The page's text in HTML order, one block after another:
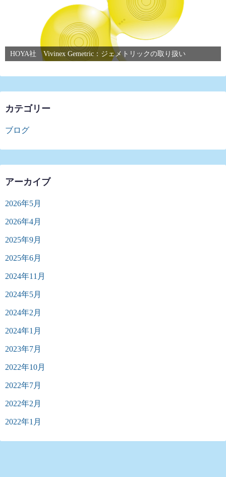
HOYA社 Vivinex Gemetric：ジェメトリックの取り扱い
カテゴリー
ブログ
アーカイブ
2026年5月
2026年4月
2025年9月
2025年6月
2024年11月
2024年5月
2024年2月
2024年1月
2023年7月
2022年10月
2022年7月
2022年2月
2022年1月